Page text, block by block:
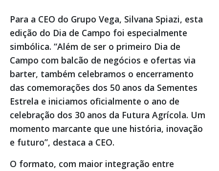
Para a CEO do Grupo Vega, Silvana Spiazi, esta
edição do Dia de Campo foi especialmente
simbólica. “Além de ser o primeiro Dia de
Campo com balcão de negócios e ofertas via
barter, também celebramos o encerramento
das comemorações dos 50 anos da Sementes
Estrela e iniciamos oficialmente o ano de
celebração dos 30 anos da Futura Agrícola. Um
momento marcante que une história, inovação
e futuro”, destaca a CEO.
O formato, com maior integração entre